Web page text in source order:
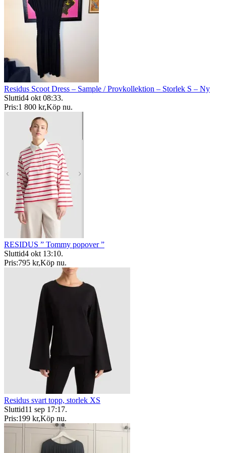
Residus Scoot Dress – Sample / Provkollektion – Storlek S – Ny
Sluttid4 okt 08:33.
Pris:1 800 kr,Köp nu.
RESIDUS ” Tommy popover ”
Sluttid4 okt 13:10.
Pris:795 kr,Köp nu.
Residus svart topp, storlek XS
Sluttid11 sep 17:17.
Pris:199 kr,Köp nu.